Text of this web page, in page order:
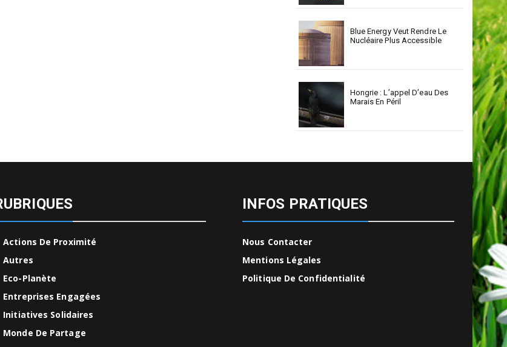
Blue Energy Veut Rendre Le
Nucléaire Plus Accessible
Hongrie : L’appel D’eau Des
Marais En Péril
Actions De Proximité
Autres
Eco-Planète
Entreprises Engagées
Initiatives Solidaires
Monde De Partage
INFOS PRATIQUES
Nous Contacter
Mentions Légales
Politique De Confidentialité